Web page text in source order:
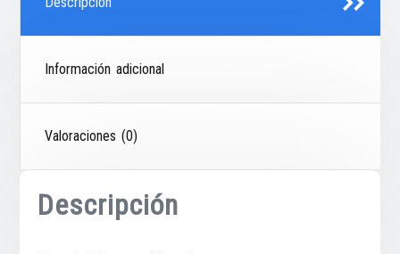
Información adicional
Valoraciones (0)
Descripción